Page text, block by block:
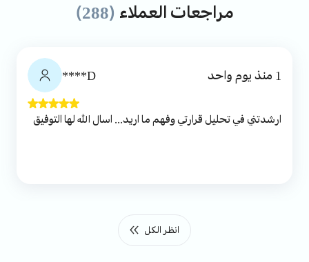
مراجعات العملاء (288)
D**** 1 منذ يوم واحد
ارشدتني في تحليل قرارتي وفهم ما اريد... اسال الله لها التوفيق
انظر الكل